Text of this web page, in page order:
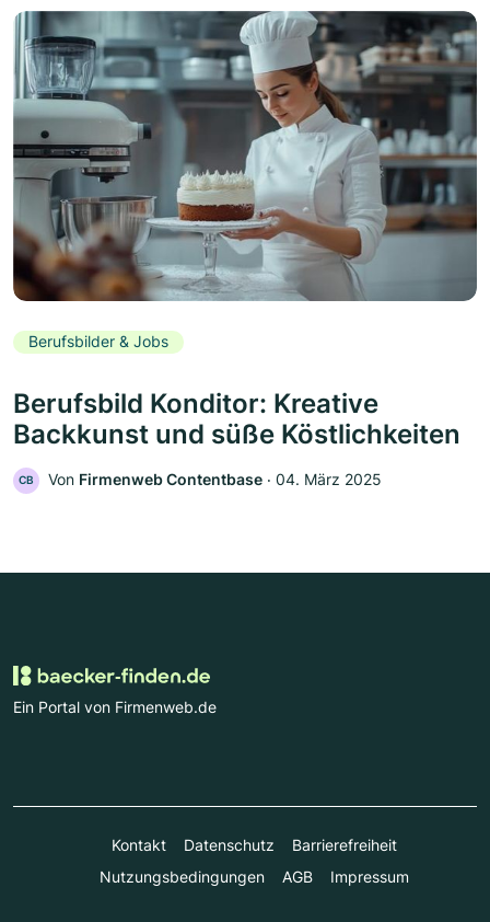
Berufsbilder & Jobs
Berufsbild Konditor: Kreative
Backkunst und süße Köstlichkeiten
CB Von Firmenweb Contentbase ‧ 04. März 2025
Ein Portal von Firmenweb.de
Kontakt Datenschutz
Barrierefreiheit
Nutzungsbedingungen
AGB Impressum